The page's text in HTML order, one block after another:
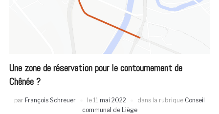
Une zone de réservation pour le contournement de
Chênée ?
par François Schreuer le 11 mai 2022 dans la rubrique Conseil
communal de Liège